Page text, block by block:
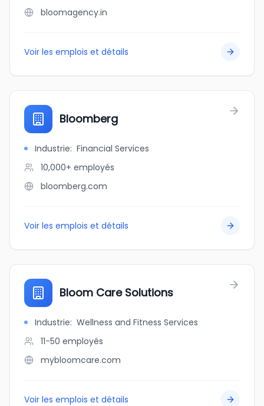
bloomagency.in
Voir les emplois et détails
Bloomberg
Industrie: Financial Services
10,000+ employés
bloomberg.com
Voir les emplois et détails
Bloom Care Solutions
Industrie: Wellness and Fitness Services
11-50 employés
mybloomcare.com
Voir les emplois et détails